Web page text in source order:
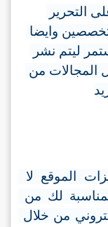
التحرير
وايضا
ليتم نشر
المجالات من
الموقع لا
لك من
من خلال